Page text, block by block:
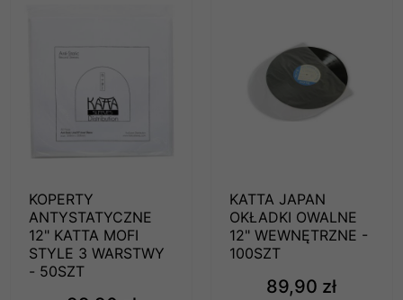
KOPERTY
ANTYSTATYCZNE
12" KATTA MOFI
STYLE 3 WARSTWY
- 50SZT
KATTA JAPAN
OKŁADKI OWALNE
12" WEWNĘTRZNE -
100SZT
89,90 zł